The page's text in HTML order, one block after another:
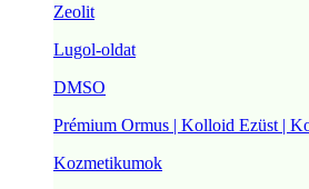
Zeolit
Lugol-oldat
DMSO
Prémium Ormus | Kolloid Ezüst |
Kozmetikumok